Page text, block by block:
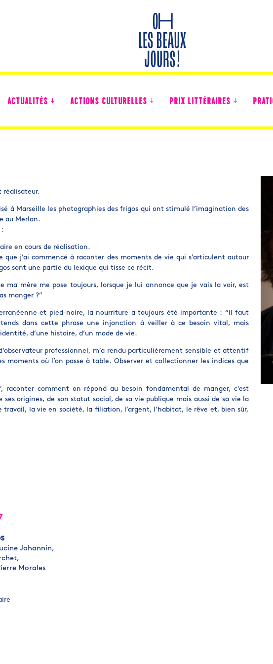
ACTUALITÉS ACTIONS CULTURELLES PRIX LITTÉRAIRES
réalisateur.
à Marseille les photographies des frigos qui ont stimulé l’imagination des
au Merlan.
:
en cours de réalisation.
que j’ai commencé à raconter des moments de vie qui s’articulent autour
sont une partie du lexique qui tisse ce récit.
ma mère me pose toujours, lorsque je lui annonce que je vais la voir, est
manger ?”
et pied-noire, la nourriture a toujours été importante : “Il faut
dans cette phrase une injonction à veiller à ce besoin vital, mais
d’une histoire, d’un mode de vie.
professionnel, m’a rendu particulièrement sensible et attentif
moments où l’on passe à table. Observer et collectionner les indices que
raconter comment on répond au besoin fondamental de manger, c’est
ses origines, de son statut social, de sa vie publique mais aussi de sa vie la
travail, la vie en société, la filiation, l’argent, l’habitat, le rêve et, bien sûr,
Johannin,
Morales